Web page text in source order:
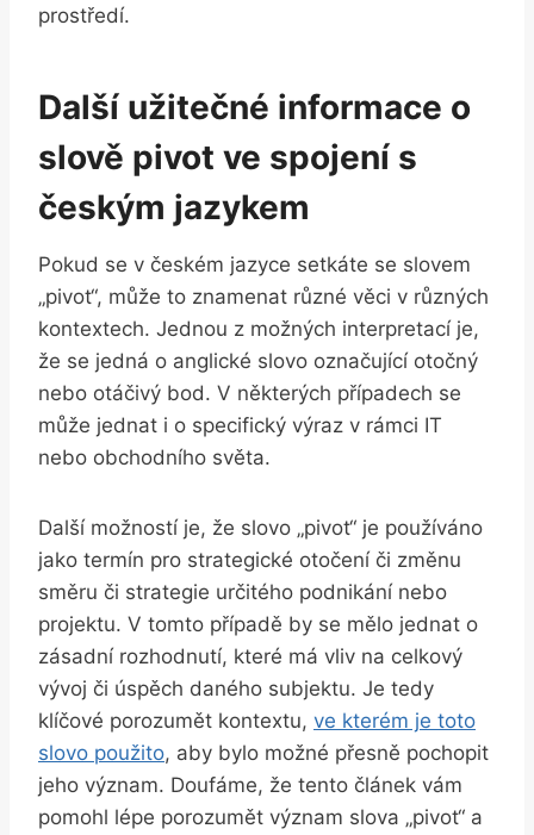
prostředí.
Další užitečné informace o
slově pivot ve spojení s
českým jazykem
Pokud se v českém jazyce setkáte se slovem
„pivot“, může to znamenat různé věci v různých
kontextech. Jednou z možných interpretací je,
že se jedná o anglické slovo označující otočný
nebo otáčivý bod. V některých případech se
může jednat i o specifický výraz v rámci IT
nebo obchodního světa.
Další možností je, že slovo „pivot“ je používáno
jako termín pro strategické otočení či změnu
směru či strategie určitého podnikání nebo
projektu. V tomto případě by se mělo jednat o
zásadní rozhodnutí, které má vliv na celkový
vývoj či úspěch daného subjektu. Je tedy
klíčové porozumět kontextu, ve kterém je toto
slovo použito, aby bylo možné přesně pochopit
jeho význam. Doufáme, že tento článek vám
pomohl lépe porozumět význam slova „pivot“ a